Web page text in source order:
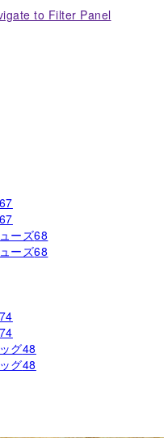
to Filter Panel
67
67
ーズ68
ーズ68
74
74
グ48
グ48